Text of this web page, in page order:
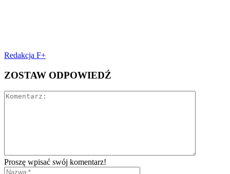
Redakcja F+
ZOSTAW ODPOWIEDŹ
Proszę wpisać swój komentarz!